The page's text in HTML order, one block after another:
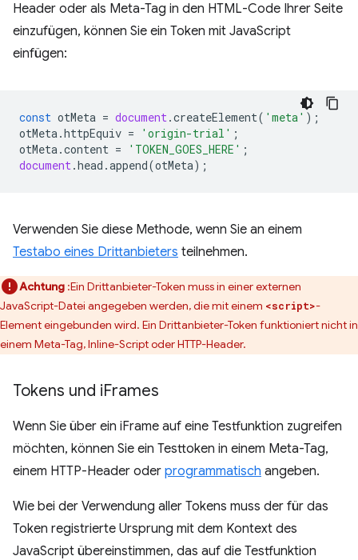
Header oder als Meta-Tag in den HTML-Code Ihrer Seite
einzufügen, können Sie ein Token mit JavaScript
einfügen:
const otMeta = document.createElement( 'meta' );
otMeta.httpEquiv = 'origin-trial' ;
otMeta.content = 'TOKEN_GOES_HERE' ;
document.head .append(otMeta);
Verwenden Sie diese Methode, wenn Sie an einem
Testabo eines Drittanbieters teilnehmen.
Achtung :Ein Drittanbieter-Token muss in einer externen
JavaScript-Datei angegeben werden, die mit einem <script>-
Element eingebunden wird. Ein Drittanbieter-Token funktioniert nicht in
einem Meta-Tag, Inline-Script oder HTTP-Header.
Tokens und iFrames
Wenn Sie über ein iFrame auf eine Testfunktion zugreifen
möchten, können Sie ein Testtoken in einem Meta-Tag,
einem HTTP-Header oder programmatisch angeben.
Wie bei der Verwendung aller Tokens muss der für das
Token registrierte Ursprung mit dem Kontext des
JavaScript übereinstimmen, das auf die Testfunktion